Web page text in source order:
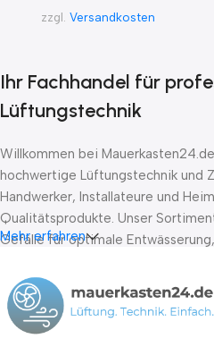
zzgl. Versandkosten
Ihr Fachhandel für
Lüftungstechnik
Willkommen bei
hochwertige Lüftungstechnik und
Handwerker, Installateure und
Qualitätsprodukte. Unser
Gefälle für optimale
von führenden Herstellern wie
bieten Ihnen schnelle Lieferung
kompetente Fachberatung und
Mehr erfahren